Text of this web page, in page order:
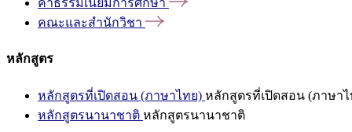
ค่าธรรมเนียมการศึกษา
คณะและสำนักวิชา
หลักสูตร
หลักสูตรที่เปิดสอน (ภาษาไทย) หลักสูตรที่เปิดสอน (ภาษาไ
หลักสูตรนานาชาติ หลักสูตรนานาชาติ